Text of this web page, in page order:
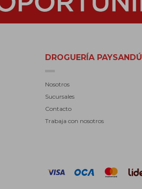
DROGUERÍA PAYSANDÚ
Nosotros
Sucursales
Contacto
Trabaja con nosotros